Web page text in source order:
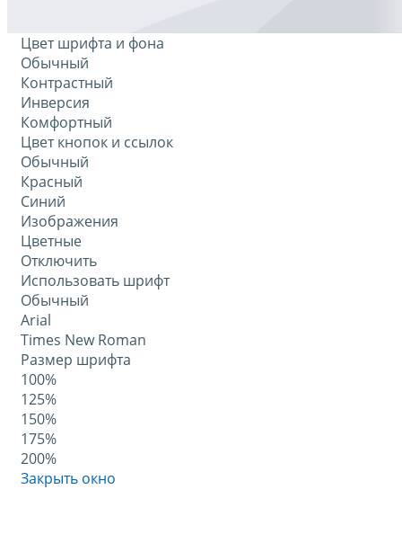
Цвет шрифта и фона
Обычный
Контрастный
Инверсия
Комфортный
Цвет кнопок и ссылок
Обычный
Красный
Синий
Изображения
Цветные
Отключить
Использовать шрифт
Обычный
Arial
Times New Roman
Размер шрифта
100%
125%
150%
175%
200%
Закрыть окно